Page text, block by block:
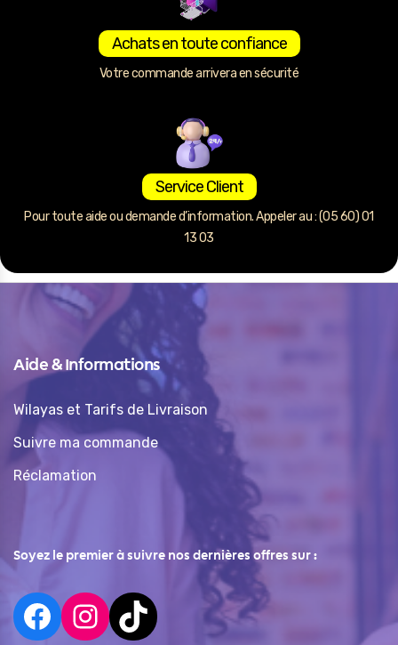
Achats en toute confiance
Votre commande arrivera en sécurité
Service Client
Pour toute aide ou demande d’information. Appeler au : (05 60) 01
13 03
Aide & Informations
Wilayas et Tarifs de Livraison
Suivre ma commande
Réclamation
Soyez le premier à suivre nos dernières offres sur :